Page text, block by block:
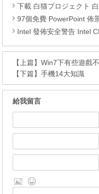
下載 白猫プロジェクト
97個免費 PowerPoint 佈
Intel 發佈安全警告 Intel CPU
【上篇】Win7下有些遊戲
【下篇】手機14大知識
給我留言